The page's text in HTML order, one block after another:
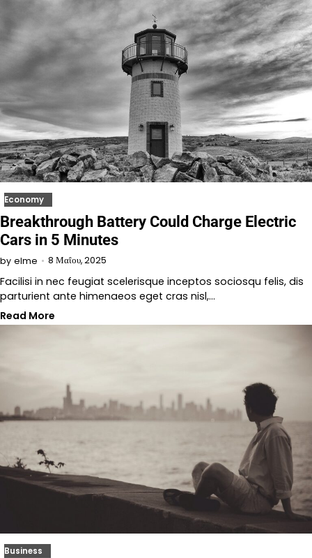
Economy
Breakthrough Battery Could Charge Electric
Cars in 5 Minutes
by elme 8 Μαΐου, 2025
Facilisi in nec feugiat scelerisque inceptos sociosqu felis, dis
parturient ante himenaeos eget cras nisl,…
Read More
Business